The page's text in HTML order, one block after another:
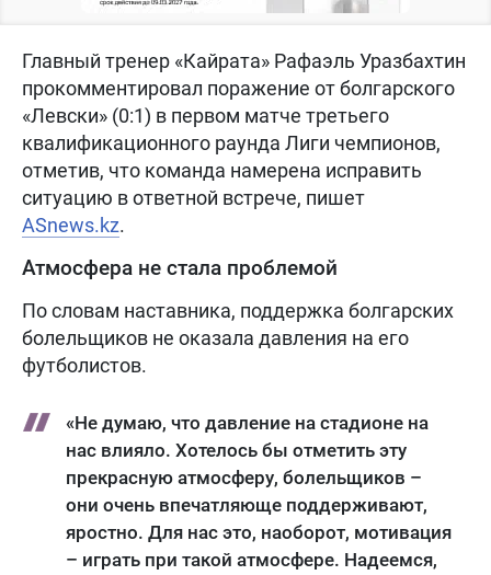
Главный тренер «Кайрата» Рафаэль Уразбахтин
прокомментировал поражение от болгарского
«Левски» (0:1) в первом матче третьего
квалификационного раунда Лиги чемпионов,
отметив, что команда намерена исправить
ситуацию в ответной встрече, пишет
ASnews.kz.
Атмосфера не стала проблемой
По словам наставника, поддержка болгарских
болельщиков не оказала давления на его
футболистов.
«Не думаю, что давление на стадионе на
нас влияло. Хотелось бы отметить эту
прекрасную атмосферу, болельщиков –
они очень впечатляюще поддерживают,
яростно. Для нас это, наоборот, мотивация
– играть при такой атмосфере. Надеемся,